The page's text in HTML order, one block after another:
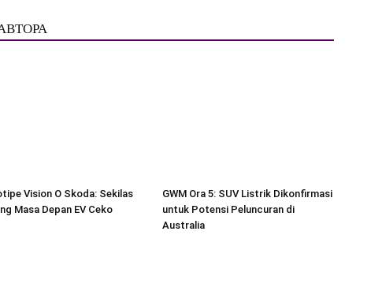
Vision O Skoda: Sekilas
Masa Depan EV Ceko
GWM Ora 5: SUV Listrik Dikonfirmasi
untuk Potensi Peluncuran di
Australia